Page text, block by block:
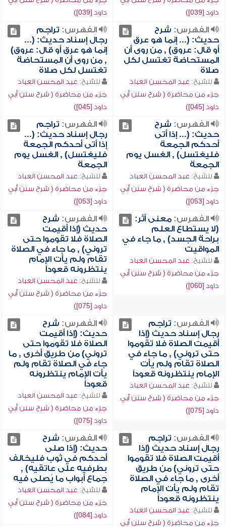
داود [039])
داود [039])
الفهرس: شرح
حديث: (... إنما هو عرق
أو قال: عروق) , من روى أن
المستحاضة تغتسل لكل
صلاة
للشيخ: عبد المحسن العباد
جزء من محاضرة ( شرح سنن أبي
داود [045])
الفهرس: تراجم
رجال إسناد حديث: (...
إنما هو عرق أو قال: عروق)
, من روى أن المستحاضة
تغتسل لكل صلاة
للشيخ: عبد المحسن العباد
جزء من محاضرة ( شرح سنن أبي
داود [045])
الفهرس: شرح
حديث: (... إذا أتى
أحدكم الجمعة
فليغتسل) , الغسل يوم
الجمعة
للشيخ: عبد المحسن العباد
جزء من محاضرة ( شرح سنن أبي
داود [053])
الفهرس: تراجم
رجال إسناد حديث: (...
إذا أتى أحدكم الجمعة
فليغتسل) , الغسل يوم
الجمعة
للشيخ: عبد المحسن العباد
جزء من محاضرة ( شرح سنن أبي
داود [053])
الفهرس:معنى أثر:
(لا يستطاع العلم
براحة الجسد) , ما جاء في
المواقيت
للشيخ: عبد المحسن العباد
جزء من محاضرة ( شرح سنن أبي
داود [060])
الفهرس: شرح
حديث (إذا أقيمت
الصلاة فلا تقوموا حتى
تروني) , ما جاء في الصلاة
تقام ولم يأت الإمام
ينتظرونه قعوداً
للشيخ: عبد المحسن العباد
جزء من محاضرة ( شرح سنن أبي
داود [075])
الفهرس: تراجم
رجال إسناد حديث (إذا
أقيمت الصلاة فلا تقوموا
حتى تروني) , ما جاء في
الصلاة تقام ولم يأت
الإمام ينتظرونه قعوداً
للشيخ: عبد المحسن العباد
جزء من محاضرة ( شرح سنن أبي
داود [075])
الفهرس: شرح
حديث: (إذا أقيمت
الصلاة فلا تقوموا حتى
تروني) من طريق أخرى , ما
جاء في الصلاة تقام ولم
يأت الإمام ينتظرونه
قعوداً
للشيخ: عبد المحسن العباد
جزء من محاضرة ( شرح سنن أبي
داود [075])
الفهرس: تراجم
رجال إسناد حديث (إذا
أقيمت الصلاة فلا تقوموا
حتى تروني) من طريق
أخرى , ما جاء في الصلاة
تقام ولم يأت الإمام
ينتظرونه قعوداً
للشيخ: عبد المحسن العباد
جزء من محاضرة ( شرح سنن أبي
الفهرس: شرح
حديث: (إذا صلى
أحدكم في ثوب فليخالف
بطرفيه على عاتقيه) ,
جماع أبواب ما يُصلى فيه
للشيخ: عبد المحسن العباد
جزء من محاضرة ( شرح سنن أبي
داود [084])